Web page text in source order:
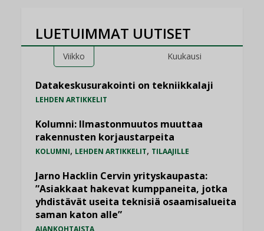
LUETUIMMAT UUTISET
Viikko Kuukausi
Datakeskusurakointi on tekniikkalaji
LEHDEN ARTIKKELIT
Kolumni: Ilmastonmuutos muuttaa
rakennusten korjaustarpeita
KOLUMNI, LEHDEN ARTIKKELIT, TILAAJILLE
Jarno Hacklin Cervin yrityskaupasta:
”Asiakkaat hakevat kumppaneita, jotka
yhdistävät useita teknisiä osaamisalueita
saman katon alle”
AJANKOHTAISTA